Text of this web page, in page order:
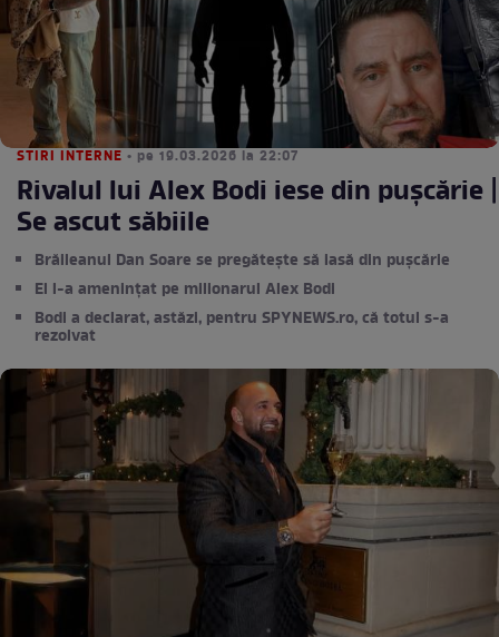
STIRI INTERNE • pe 19.03.2026 la 22:07
Rivalul lui Alex Bodi iese din pușcărie |
Se ascut săbiile
Brăileanul Dan Soare se pregătește să iasă din pușcărie
El l-a amenințat pe milionarul Alex Bodi
Bodi a declarat, astăzi, pentru SPYNEWS.ro, că totul s-a
rezolvat